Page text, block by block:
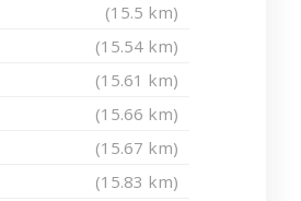
(15.5 km)
(15.54 km)
(15.61 km)
(15.66 km)
(15.67 km)
(15.83 km)